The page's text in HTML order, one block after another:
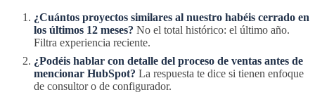
¿Cuántos proyectos similares al nuestro habéis cerrado en
los últimos 12 meses? No el total histórico: el último año.
Filtra experiencia reciente.
¿Podéis hablar con detalle del proceso de ventas antes de
mencionar HubSpot? La respuesta te dice si tienen enfoque
de consultor o de configurador.